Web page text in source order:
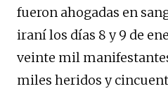
fueron ahogadas en
iraní los días 8 y 9 de
veinte mil
miles heridos y